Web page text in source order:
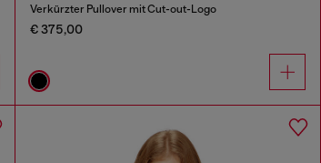
Verkürzter Pullover mit Cut-out-Logo
€ 375,00